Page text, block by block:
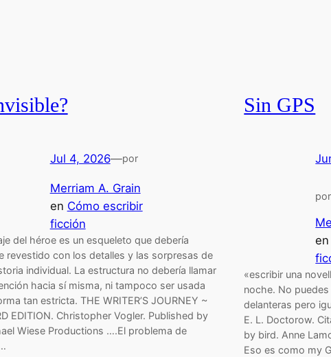
Jul 4, 2026—por
Merriam A. Grain
en Cómo escribir
ficción
del héroe es un esqueleto que debería
revestido con los detalles y las sorpresas de
individual. La estructura no debería llamar
hacia sí misma, ni tampoco ser usada
tan estricta. THE WRITER’S JOURNEY ~
EDITION. Christopher Vogler. Published by
Wiese Productions ….El problema de
Sin GPS
por
en
«escribir una
noche. No
delanteras pero
E. L. Doctorow.
by bird. Anne
Eso es como my